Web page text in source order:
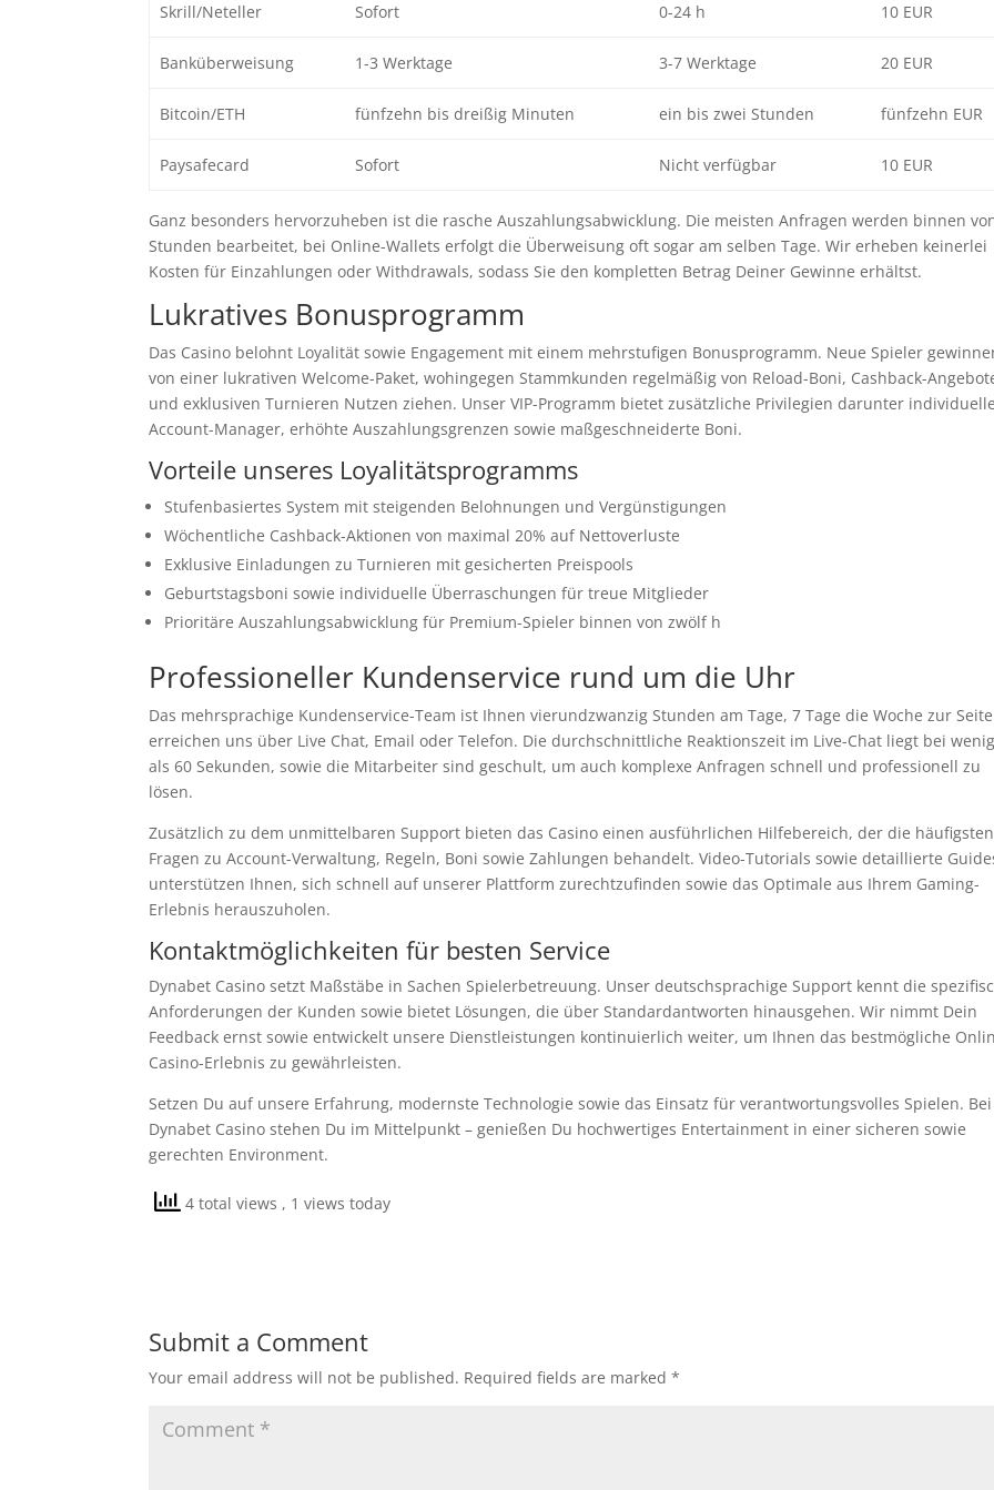
Skrill/Neteller Sofort 0-24 h 10 EUR
Banküberweisung 1-3 Werktage 3-7 Werktage 20 EUR
Bitcoin/ETH fünfzehn bis dreißig Minuten ein bis zwei Stunden fünfzehn EUR
Paysafecard Sofort Nicht verfügbar 10 EUR
Ganz besonders hervorzuheben ist die rasche Auszahlungsabwicklung. Die meisten Anfragen werden binnen
Stunden bearbeitet, bei Online-Wallets erfolgt die Überweisung oft sogar am selben Tage. Wir erheben keinerlei
Kosten für Einzahlungen oder Withdrawals, sodass Sie den kompletten Betrag Deiner Gewinne erhältst.
Lukratives Bonusprogramm
Das Casino belohnt Loyalität sowie Engagement mit einem mehrstufigen Bonusprogramm. Neue Spieler
von einer lukrativen Welcome-Paket, wohingegen Stammkunden regelmäßig von Reload-Boni, Cashback-
und exklusiven Turnieren Nutzen ziehen. Unser VIP-Programm bietet zusätzliche Privilegien darunter
Account-Manager, erhöhte Auszahlungsgrenzen sowie maßgeschneiderte Boni.
Vorteile unseres Loyalitätsprogramms
Stufenbasiertes System mit steigenden Belohnungen und Vergünstigungen
Wöchentliche Cashback-Aktionen von maximal 20% auf Nettoverluste
Exklusive Einladungen zu Turnieren mit gesicherten Preispools
Geburtstagsboni sowie individuelle Überraschungen für treue Mitglieder
Prioritäre Auszahlungsabwicklung für Premium-Spieler binnen von zwölf h
Professioneller Kundenservice rund um die Uhr
Das mehrsprachige Kundenservice-Team ist Ihnen vierundzwanzig Stunden am Tage, 7 Tage die Woche zur
erreichen uns über Live Chat, Email oder Telefon. Die durchschnittliche Reaktionszeit im Live-Chat liegt bei
als 60 Sekunden, sowie die Mitarbeiter sind geschult, um auch komplexe Anfragen schnell und professionell zu
lösen.
Zusätzlich zu dem unmittelbaren Support bieten das Casino einen ausführlichen Hilfebereich, der die häufigsten
Fragen zu Account-Verwaltung, Regeln, Boni sowie Zahlungen behandelt. Video-Tutorials sowie detaillierte
unterstützen Ihnen, sich schnell auf unserer Plattform zurechtzufinden sowie das Optimale aus Ihrem Gaming-
Erlebnis herauszuholen.
Kontaktmöglichkeiten für besten Service
Dynabet Casino setzt Maßstäbe in Sachen Spielerbetreuung. Unser deutschsprachige Support kennt die
Anforderungen der Kunden sowie bietet Lösungen, die über Standardantworten hinausgehen. Wir nimmt Dein
Feedback ernst sowie entwickelt unsere Dienstleistungen kontinuierlich weiter, um Ihnen das bestmögliche
Casino-Erlebnis zu gewährleisten.
Setzen Du auf unsere Erfahrung, modernste Technologie sowie das Einsatz für verantwortungsvolles Spielen. Bei
Dynabet Casino stehen Du im Mittelpunkt – genießen Du hochwertiges Entertainment in einer sicheren sowie
gerechten Environment.
4 total views , 1 views today
Submit a Comment
Your email address will not be published. Required fields are marked*